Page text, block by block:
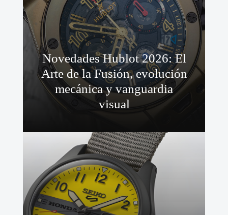
Novedades Hublot 2026: El
Arte de la Fusión, evolución
mecánica y vanguardia
visual